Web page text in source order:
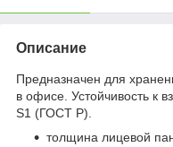
Описание
Предназначен для
в офисе. Устойчивость к
S1 (ГОСТ Р).
толщина лицевой